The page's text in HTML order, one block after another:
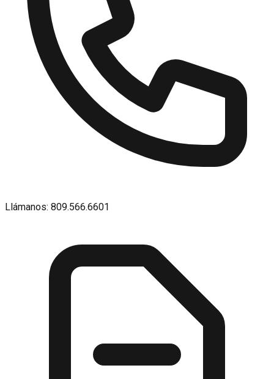
Llámanos: 809.566.6601